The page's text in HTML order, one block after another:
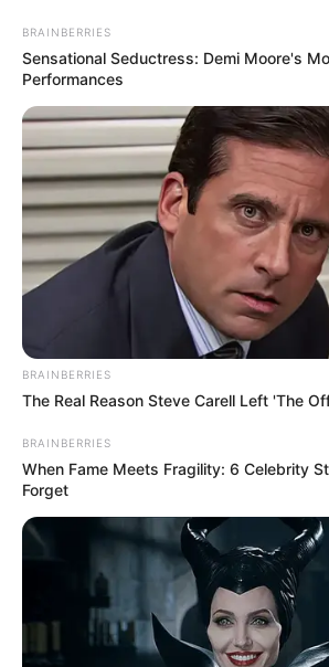
BRAINBERRIES
Sensational Seductress: Demi Moore's
Performances
BRAINBERRIES
The Real Reason Steve Carell Left 'The
BRAINBERRIES
When Fame Meets Fragility: 6 Celebrity
Forget